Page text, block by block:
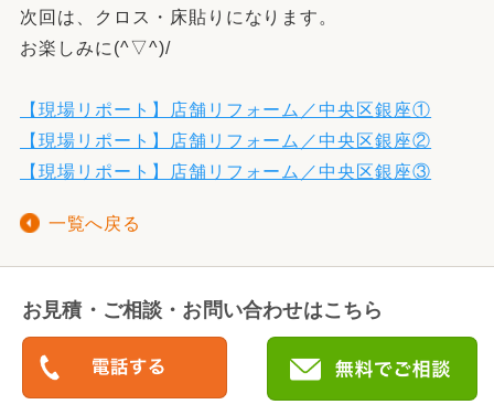
次回は、クロス・床貼りになります。
お楽しみに(^▽^)/
【現場リポート】店舗リフォーム／中央区銀座①
【現場リポート】店舗リフォーム／中央区銀座②
【現場リポート】店舗リフォーム／中央区銀座③
一覧へ戻る
お見積・ご相談・お問い合わせはこちら